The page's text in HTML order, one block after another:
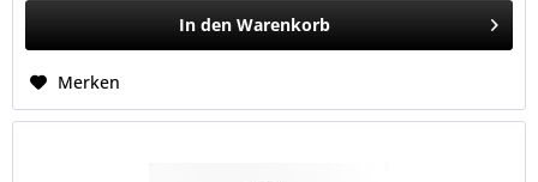
In den Warenkorb
Merken